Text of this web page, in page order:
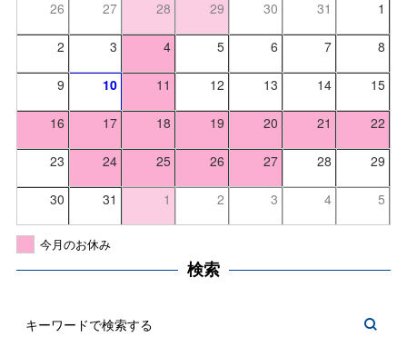
26 27 28 29 30 31 1
2 3 4 5 6 7 8
9 10 11 12 13 14 15
16 17 18 19 20 21 22
23 24 25 26 27 28 29
30 31 1 2 3 4 5
今月のお休み
検索